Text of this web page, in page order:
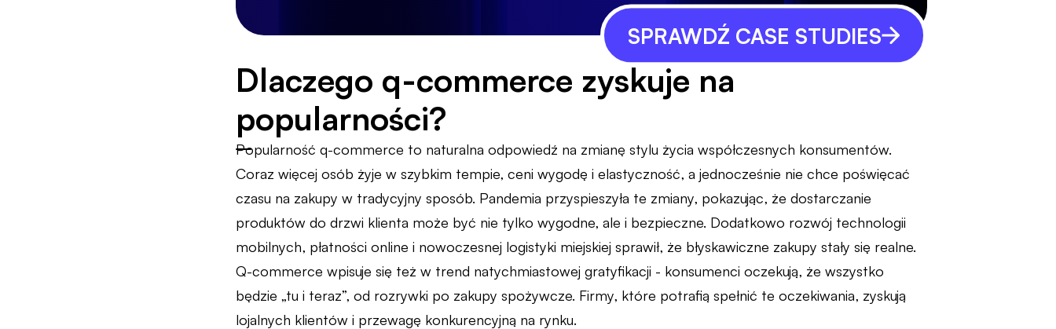
SPRAWDŹ CASE STUDIES
Dlaczego q-commerce zyskuje na
popularności?
Popularność q-commerce to naturalna odpowiedź na zmianę stylu życia współczesnych konsumentów.
Coraz więcej osób żyje w szybkim tempie, ceni wygodę i elastyczność, a jednocześnie nie chce poświęcać
czasu na zakupy w tradycyjny sposób. Pandemia przyspieszyła te zmiany, pokazując, że dostarczanie
produktów do drzwi klienta może być nie tylko wygodne, ale i bezpieczne. Dodatkowo rozwój technologii
mobilnych, płatności online i nowoczesnej logistyki miejskiej sprawił, że błyskawiczne zakupy stały się realne.
Q-commerce wpisuje się też w trend natychmiastowej gratyfikacji - konsumenci oczekują, że wszystko
będzie „tu i teraz”, od rozrywki po zakupy spożywcze. Firmy, które potrafią spełnić te oczekiwania, zyskują
lojalnych klientów i przewagę konkurencyjną na rynku.